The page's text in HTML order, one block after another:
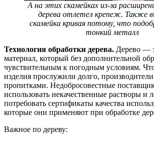
А на этих скамейках из-за
дерева отлетел крепеж. Также
скамейка кривая потому, что
тонкий металл
Технология обработки дерева. Дерево —
материал, который без дополнительной
чувствительным к погодным условиям.
изделия прослужили долго,
пропитками. Недобросовестные
использовать некачественные растворы и
потребовать сертификаты качества
которые они применяют при обработке
Важное по дереву: